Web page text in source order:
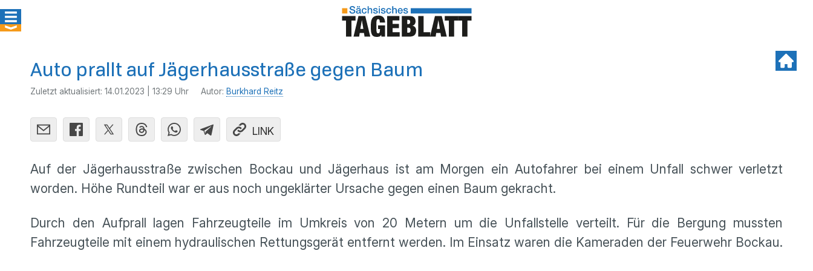
Auto prallt auf Jägerhausstraße gegen Baum
Zuletzt aktualisiert: 14.01.2023 | 13:29 Uhr Autor: Burkhard Reitz
LINK
Auf der Jägerhausstraße zwischen Bockau und Jägerhaus ist am Morgen ein Autofahrer bei einem Unfall schwer verletzt
worden. Höhe Rundteil war er aus noch ungeklärter Ursache gegen einen Baum gekracht.
Durch den Aufprall lagen Fahrzeugteile im Umkreis von 20 Metern um die Unfallstelle verteilt. Für die Bergung mussten
Fahrzeugteile mit einem hydraulischen Rettungsgerät entfernt werden. Im Einsatz waren die Kameraden der Feuerwehr Bockau.